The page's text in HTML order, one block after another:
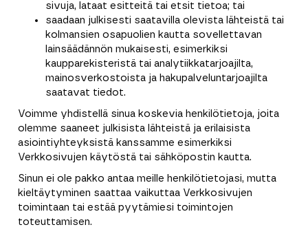
sivuja, lataat esitteitä tai etsit tietoa; tai
saadaan julkisesti saatavilla olevista lähteistä tai
kolmansien osapuolien kautta sovellettavan
lainsäädännön mukaisesti, esimerkiksi
kaupparekisteristä tai analytiikkatarjoajilta,
mainosverkostoista ja hakupalveluntarjoajilta
saatavat tiedot.
Voimme yhdistellä sinua koskevia henkilötietoja, joita
olemme saaneet julkisista lähteistä ja erilaisista
asiointiyhteyksistä kanssamme esimerkiksi
Verkkosivujen käytöstä tai sähköpostin kautta.
Sinun ei ole pakko antaa meille henkilötietojasi, mutta
kieltäytyminen saattaa vaikuttaa Verkkosivujen
toimintaan tai estää pyytämiesi toimintojen
toteuttamisen.